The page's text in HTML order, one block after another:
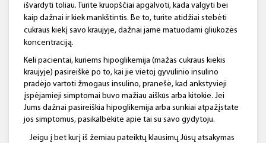
išvardyti toliau. Turite kruopščiai apgalvoti, kada valgyti bei
kaip dažnai ir kiek mankštintis. Be to, turite atidžiai stebėti
cukraus kiekį savo kraujyje, dažnai jame matuodami gliukozės
koncentraciją.
Keli pacientai, kuriems hipoglikemija (mažas cukraus kiekis
kraujyje) pasireiškė po to, kai jie vietoj gyvulinio insulino
pradėjo vartoti žmogaus insulino, pranešė, kad ankstyvieji
įspėjamieji simptomai buvo mažiau aiškūs arba kitokie. Jei
Jums dažnai pasireiškia hipoglikemija arba sunkiai atpažįstate
jos simptomus, pasikalbėkite apie tai su savo gydytoju.
Jeigu į bet kurį iš žemiau pateiktų klausimų Jūsų atsakymas